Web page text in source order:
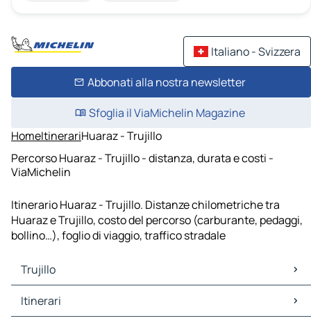
Italiano - Svizzera
Abbonati alla nostra newsletter
Sfoglia il ViaMichelin Magazine
HomeItinerariHuaraz - Trujillo
Percorso Huaraz - Trujillo - distanza, durata e costi -
ViaMichelin
Itinerario Huaraz - Trujillo. Distanze chilometriche tra
Huaraz e Trujillo, costo del percorso (carburante, pedaggi,
bollino…), foglio di viaggio, traffico stradale
Trujillo
Trujillo Mappe Piantine
Trujillo Traffico
Itinerari